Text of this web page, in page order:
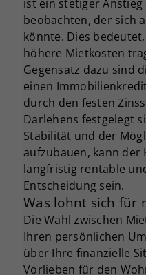
ist ein stetiger
beobachten, der sich
könnte. Dies
höhere Mietkosten
Gegensatz dazu sind
einen
durch den festen
Darlehens festgelegt
Stabilität und der
aufzubauen, kann der
langfristig rentable
Entscheidung sein.
Was lohnt sich für
Die Wahl zwischen
Ihren persönlichen
über Ihre finanzielle
Vorlieben für den